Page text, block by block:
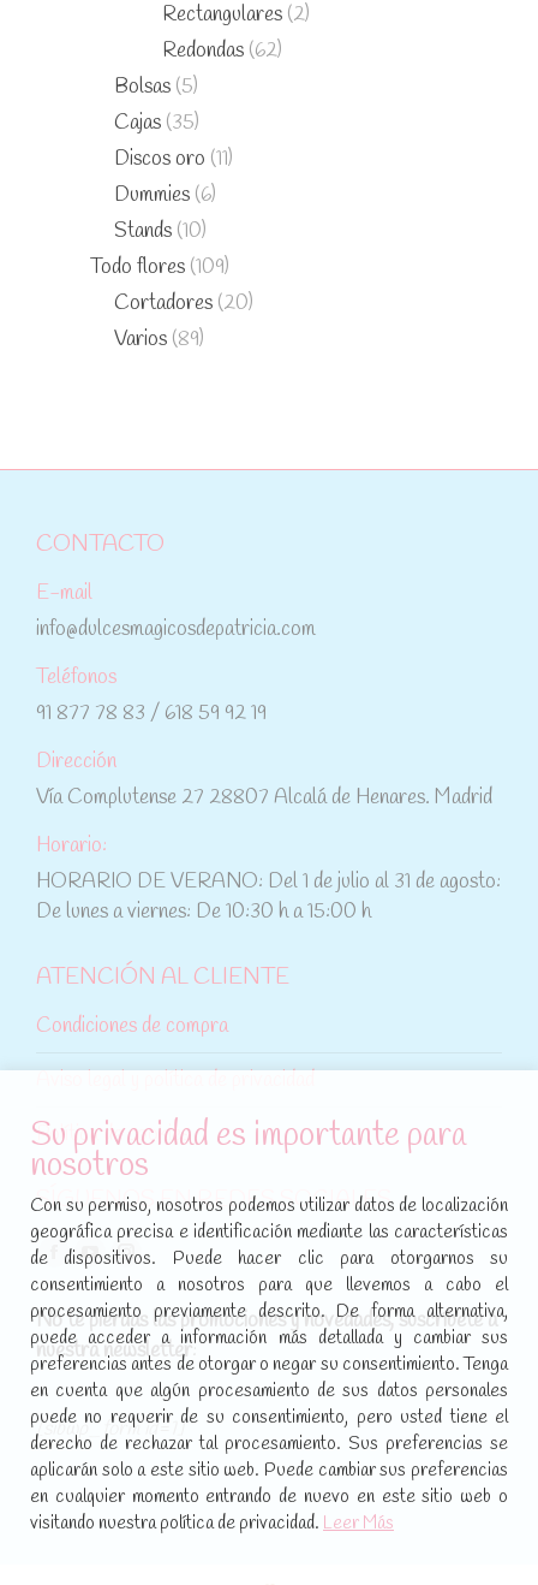
Rectangulares (2)
Redondas (62)
Bolsas (5)
Cajas (35)
Discos oro (11)
Dummies (6)
Stands (10)
Todo flores (109)
Cortadores (20)
Varios (89)
CONTACTO
E-mail
info@dulcesmagicosdepatricia.com
Teléfonos
91 877 78 83 / 618 59 92 19
Dirección
Vía Complutense 27 28807 Alcalá de Henares. Madrid
Horario:
HORARIO DE VERANO: Del 1 de julio al 31 de agosto:
De lunes a viernes: De 10:30 h a 15:00 h
ATENCIÓN AL CLIENTE
Condiciones de compra
Política de cookies
SÍGUENOS EN REDES SOCIALES
Encuéntranos en:
Facebook
page
opens
in
new
window
YouTube
page
opens
in
new
window
Instagram
page
opens
in
new
window
No te pierdas las promociones y novedades, suscríbete a
nuestra newsletter:
[sibwp_form id=1]
Su privacidad es importante para
nosotros
Con su permiso, nosotros podemos utilizar datos de localización
geográfica precisa e identificación mediante las características
de dispositivos. Puede hacer clic para otorgarnos su
consentimiento a nosotros para que llevemos a cabo el
procesamiento previamente descrito. De forma alternativa,
puede acceder a información más detallada y cambiar sus
preferencias antes de otorgar o negar su consentimiento. Tenga
en cuenta que algún procesamiento de sus datos personales
puede no requerir de su consentimiento, pero usted tiene el
derecho de rechazar tal procesamiento. Sus preferencias se
aplicarán solo a este sitio web. Puede cambiar sus preferencias
en cualquier momento entrando de nuevo en este sitio web o
visitando nuestra política de privacidad. Leer Más